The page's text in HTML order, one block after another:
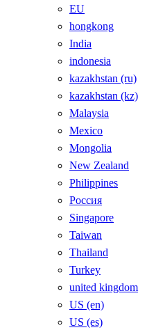
EU
hongkong
India
indonesia
kazakhstan (ru)
kazakhstan (kz)
Malaysia
Mexico
Mongolia
New Zealand
Philippines
Россия
Singapore
Taiwan
Thailand
Turkey
united kingdom
US (en)
US (es)